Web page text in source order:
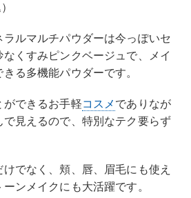
ラルマルチパウダーは今っぽいセ
くすみピンクベージュで、メイ
る多機能パウダーです。
できるお手軽コスメ でありなが
見えるので、特別なテク要らず
でなく、頬、唇、眉毛にも使え
ンメイクにも大活躍です。